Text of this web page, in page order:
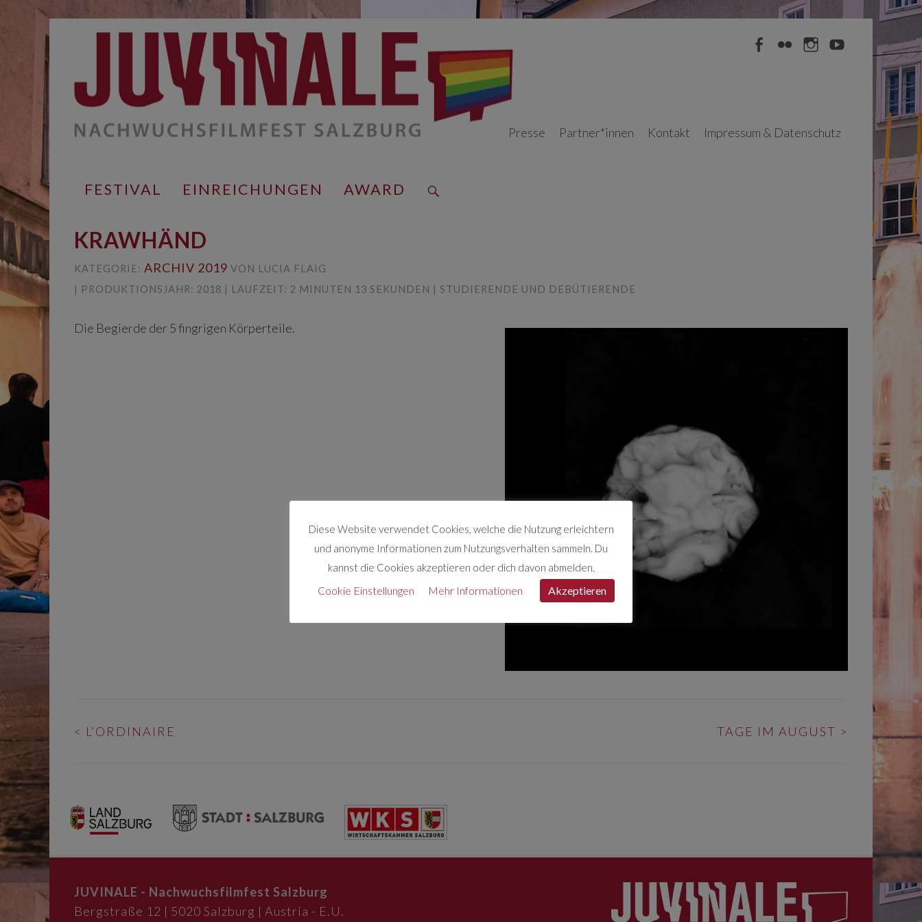
Inhalt
YouTube
Presse Partner*innen Kontakt Impressum & Datenschutz
FESTIVAL EINREICHUNGEN AWARD
KRAWHÄND
KATEGORIE: ARCHIV 2019 VON LUCIA FLAIG
| PRODUKTIONSJAHR: 2018 | LAUFZEIT: 2 MINUTEN 13 SEKUNDEN | STUDIERENDE UND DEBÜTIERENDE
Die Begierde der 5 fingrigen Körperteile.
< L’ORDINAIRE TAGE IM AUGUST >
JUVINALE - Nachwuchsfilmfest Salzburg
Bergstraße 12 | 5020 Salzburg | Austria - E.U.
Diese Website verwendet Cookies, welche die Nutzung erleichtern
und anonyme Informationen zum Nutzungsverhalten sammeln. Du
kannst die Cookies akzeptieren oder dich davon abmelden.
Cookie Einstellungen Mehr Informationen Akzeptieren